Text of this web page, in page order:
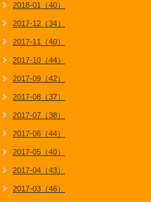
2018-01（40）
2017-12（34）
2017-11（40）
2017-10（44）
2017-09（42）
2017-08（37）
2017-07（38）
2017-06（44）
2017-05（40）
2017-04（43）
2017-03（46）